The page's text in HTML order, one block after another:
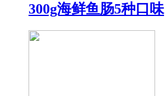
300g海鲜鱼肠5种口味